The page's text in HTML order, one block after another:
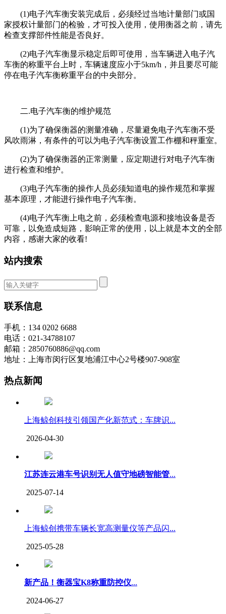
(1)电子汽车衡安装完成后，必须经过当地计量部门或国
家授权计量部门的检验，才可投入使用，使用衡器之前，请先
检查支撑部件性能是否良好。
(2)电子汽车衡显示稳定后即可使用，当车辆进入电子汽
车衡的称重平台上时，车辆速度应小于5km/h，并且要尽可能
停在电子汽车衡称重平台的中央部分。
二.电子汽车衡的维护规范
(1)为了确保衡器的测量准确，尽量避免电子汽车衡不受
风吹雨淋，有条件的可以为电子汽车衡设置工作棚和秤重室。
(2)为了确保衡器的正常测量，应定期进行对电子汽车衡
进行检查和维护。
(3)电子汽车衡的操作人员必须知道电的操作规范和掌握
基本原理，才能进行操作电子汽车衡。
(4)电子汽车衡上电之前，必须检查电源和接地设备是否
可靠，以免造成短路，影响正常的使用，以上就是本文的全部
内容，感谢大家的收看!
站内搜索
联系信息
手机：134 0202 6688
电话：021-34788107
邮箱：2850760886@qq.com
地址：上海市闵行区复地浦江中心2号楼907-908室
热点新闻
上海鲸创科技引领国产化新范式：车牌识...
2026-04-30
江苏连云港车号识别无人值守地磅智能管...
2025-07-14
上海鲸创携带车辆长宽高测量仪等产品闪...
2025-05-28
新产品！衡器宝K8称重防控仪...
2024-06-27